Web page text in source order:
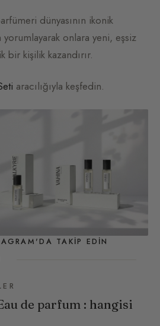
dünyasının ikonik
onlara yeni, eşsiz
bir kişilik kazandırır.
aracılığıyla keşfedin.
TAKIP EDIN
de parfum : hangisi